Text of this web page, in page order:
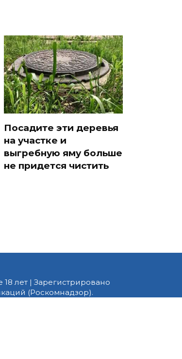
Посадите эти деревья
на участке и
выгребную яму больше
не придется чистить
лет | Зарегистрировано
(Роскомнадзор).